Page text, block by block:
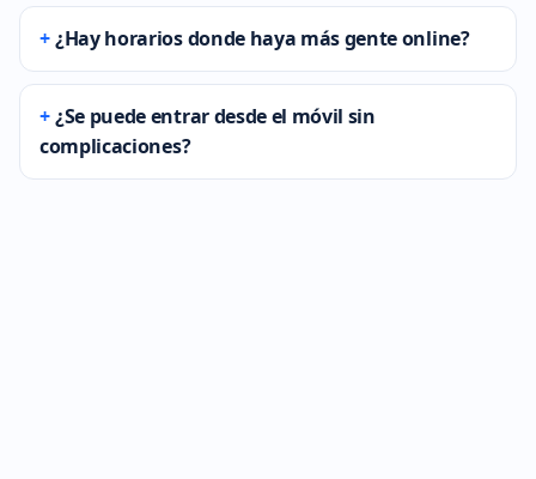
¿Hay horarios donde haya más gente online?
¿Se puede entrar desde el móvil sin
complicaciones?